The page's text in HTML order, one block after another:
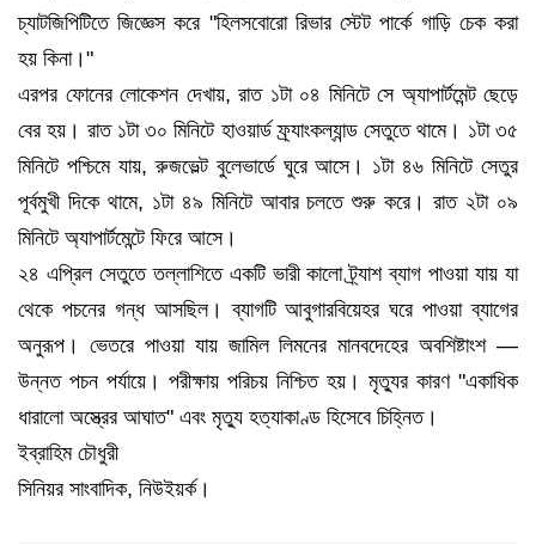
চ্যাটজিপিটিতে জিজ্ঞেস করে "হিলসবোরো রিভার স্টেট পার্কে গাড়ি চেক করা
হয় কিনা।"
এরপর ফোনের লোকেশন দেখায়, রাত ১টা ০৪ মিনিটে সে অ্যাপার্টমেন্ট ছেড়ে
বের হয়। রাত ১টা ৩০ মিনিটে হাওয়ার্ড ফ্র্যাংকল্যান্ড সেতুতে থামে। ১টা ৩৫
মিনিটে পশ্চিমে যায়, রুজভেল্ট বুলেভার্ডে ঘুরে আসে। ১টা ৪৬ মিনিটে সেতুর
পূর্বমুখী দিকে থামে, ১টা ৪৯ মিনিটে আবার চলতে শুরু করে। রাত ২টা ০৯
মিনিটে অ্যাপার্টমেন্টে ফিরে আসে।
২৪ এপ্রিল সেতুতে তল্লাশিতে একটি ভারী কালো ট্র্যাশ ব্যাগ পাওয়া যায় যা
থেকে পচনের গন্ধ আসছিল। ব্যাগটি আবুগারবিয়েহর ঘরে পাওয়া ব্যাগের
অনুরূপ। ভেতরে পাওয়া যায় জামিল লিমনের মানবদেহের অবশিষ্টাংশ —
উন্নত পচন পর্যায়ে। পরীক্ষায় পরিচয় নিশ্চিত হয়। মৃত্যুর কারণ "একাধিক
ধারালো অস্ত্রের আঘাত" এবং মৃত্যু হত্যাকাণ্ড হিসেবে চিহ্নিত।
ইব্রাহিম চৌধুরী
সিনিয়র সাংবাদিক, নিউইয়র্ক।